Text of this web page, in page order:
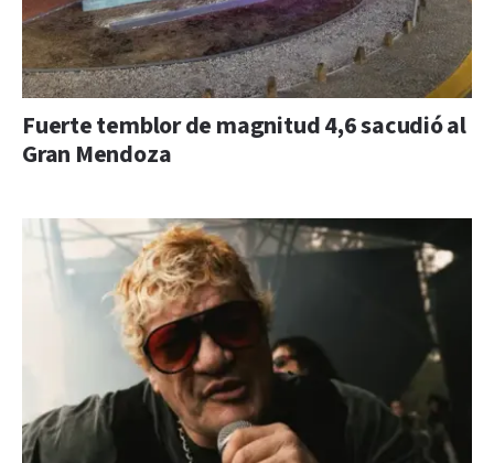
Fuerte temblor de magnitud 4,6 sacudió al
Gran Mendoza